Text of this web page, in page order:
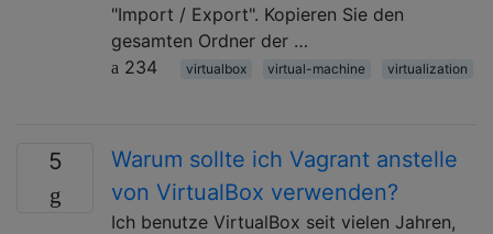
"Import / Export". Kopieren Sie den
gesamten Ordner der …
234
virtualbox virtual-machine virtualization
5
Warum sollte ich Vagrant anstelle
von VirtualBox verwenden?
Ich benutze VirtualBox seit vielen Jahren,